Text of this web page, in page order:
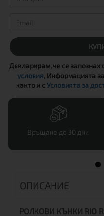
Декларирам, че се запознах
условия, Информацията
както и сУсловията за
Връщане до 30 дни
ОПИСАНИЕ
РОЛКОВИ КЪНКИ RIO